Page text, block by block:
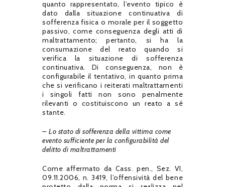
quanto rappresentato, l’evento tipico è
dato dalla situazione continuativa di
sofferenza fisica o morale per il soggetto
passivo, come conseguenza degli atti di
maltrattamento; pertanto, si ha la
consumazione del reato quando si
verifica la situazione di sofferenza
continuativa. Di conseguenza, non è
configurabile il tentativo, in quanto prima
che si verificano i reiterati maltrattamenti
i singoli fatti non sono penalmente
rilevanti o costituiscono un reato a sé
stante.
– Lo stato di sofferenza della vittima come
evento sufficiente per la configurabilità del
delitto di maltrattamenti
Come affermato da Cass. pen., Sez. VI,
09.11.2006, n. 3419, l’offensività del bene